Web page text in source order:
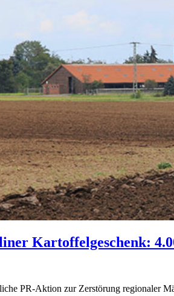
Kartoffelgeschenk:
PR-Aktion zur Zerstörung regionaler